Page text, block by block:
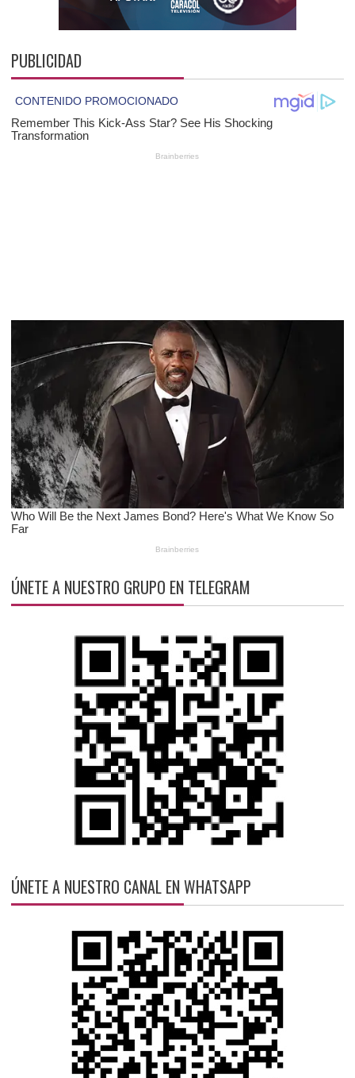
PUBLICIDAD
ÚNETE A NUESTRO GRUPO EN TELEGRAM
ÚNETE A NUESTRO CANAL EN WHATSAPP